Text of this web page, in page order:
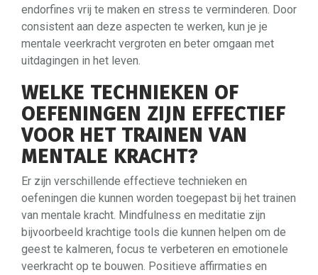
endorfines vrij te maken en stress te verminderen. Door
consistent aan deze aspecten te werken, kun je je
mentale veerkracht vergroten en beter omgaan met
uitdagingen in het leven.
WELKE TECHNIEKEN OF
OEFENINGEN ZIJN EFFECTIEF
VOOR HET TRAINEN VAN
MENTALE KRACHT?
Er zijn verschillende effectieve technieken en
oefeningen die kunnen worden toegepast bij het trainen
van mentale kracht. Mindfulness en meditatie zijn
bijvoorbeeld krachtige tools die kunnen helpen om de
geest te kalmeren, focus te verbeteren en emotionele
veerkracht op te bouwen. Positieve affirmaties en